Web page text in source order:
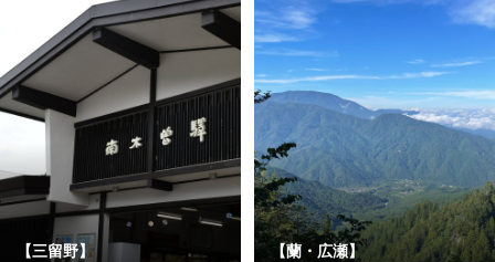
【三留野】
【蘭・広瀬】